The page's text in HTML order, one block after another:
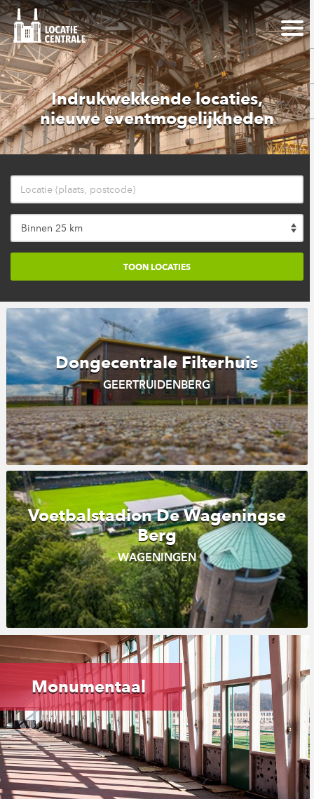
Indrukwekkende locaties,
nieuwe eventmogelijkheden
Binnen 25 km
Dongecentrale Filterhuis
GEERTRUIDENBERG
Voetbalstadion De Wageningse
Berg
WAGENINGEN
IJsselcentrale Zwolle
ZWOLLE
Monumentaal